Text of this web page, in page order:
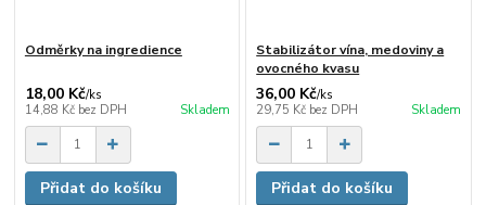
Odměrky na ingredience
18,00 Kč/ks
14,88 Kč bez DPH Skladem
Přidat do košíku
Stabilizátor vína, medoviny a
ovocného kvasu
36,00 Kč/ks
29,75 Kč bez DPH Skladem
Přidat do košíku